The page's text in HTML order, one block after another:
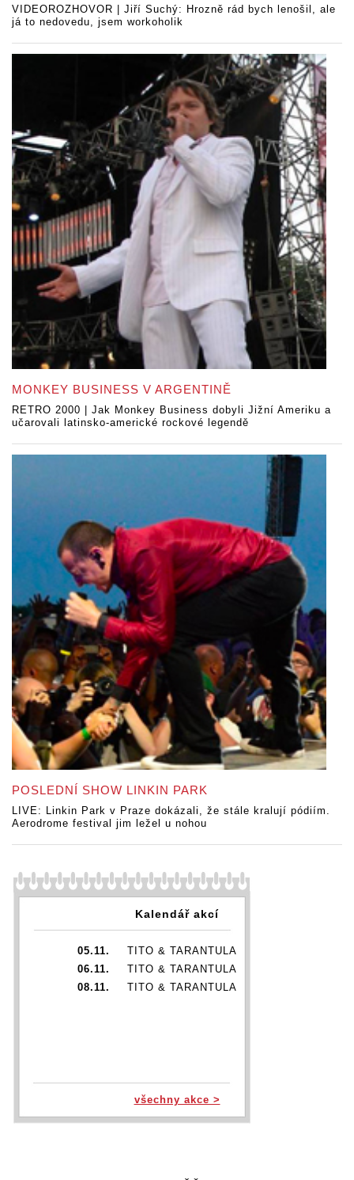
VIDEOROZHOVOR | Jiří Suchý: Hrozně rád bych lenošil, ale
já to nedovedu, jsem workoholik
MONKEY BUSINESS V ARGENTINĚ
RETRO 2000 | Jak Monkey Business dobyli Jižní Ameriku a
učarovali latinsko-americké rockové legendě
POSLEDNÍ SHOW LINKIN PARK
LIVE: Linkin Park v Praze dokázali, že stále kralují pódiím.
Aerodrome festival jim ležel u nohou
Kalendář akcí
05.11.
TITO & TARANTULA
06.11.
TITO & TARANTULA
08.11.
TITO & TARANTULA
všechny akce >